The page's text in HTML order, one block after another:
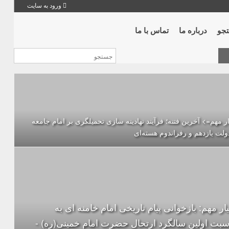
ورود به سایت
درباره ما تماس با ما
مهم=> آخرین فتنه؛ فرآیند نهادینه سازی تحمیلگری بر امام جامعه
یازدهم و رفراندوم هسته‌ای
مهم: بازخوانی پیام تاریخی امام خامنه ای به
اولین سالگرد ارتحال حضرت امام خمینی(ره) -